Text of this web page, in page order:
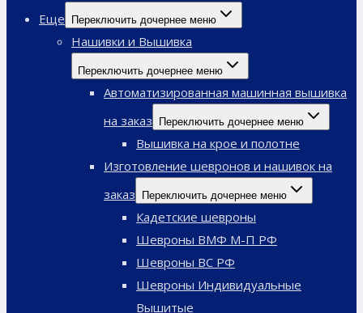
Еще
Переключить дочернее меню
Нашивки и Вышивка
Переключить дочернее меню
Автоматизированная машинная вышивка
на заказ
Переключить дочернее меню
Вышивка на крое и полотне
Изготовление шевронов и нашивок на
заказ
Переключить дочернее меню
Кадетские шевроны
Шевроны ВМФ М-П РФ
Шевроны ВС РФ
Шевроны Индивидуальные
Вышитые